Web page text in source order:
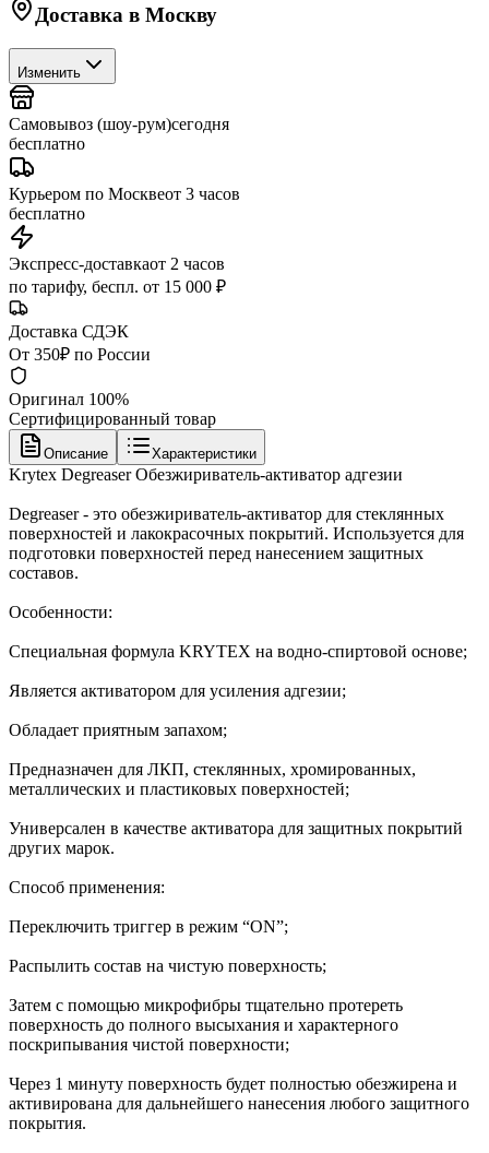
Доставка в Москву
Изменить
Самовывоз (шоу-рум)сегодня
бесплатно
Курьером по Москвеот 3 часов
бесплатно
Экспресс-доставкаот 2 часов
по тарифу, беспл. от 15 000 ₽
Доставка СДЭК
От 350₽ по России
Оригинал 100%
Сертифицированный товар
Описание Характеристики
Krytex Degreaser Обезжириватель-активатор адгезии
Degreaser - это обезжириватель-активатор для стеклянных
поверхностей и лакокрасочных покрытий. Используется для
подготовки поверхностей перед нанесением защитных
составов.
Особенности:
Специальная формула KRYTEX на водно-спиртовой основе;
Является активатором для усиления адгезии;
Обладает приятным запахом;
Предназначен для ЛКП, стеклянных, хромированных,
металлических и пластиковых поверхностей;
Универсален в качестве активатора для защитных покрытий
других марок.
Способ применения:
Переключить триггер в режим “ON”;
Распылить состав на чистую поверхность;
Затем с помощью микрофибры тщательно протереть
поверхность до полного высыхания и характерного
поскрипывания чистой поверхности;
Через 1 минуту поверхность будет полностью обезжирена и
активирована для дальнейшего нанесения любого защитного
покрытия.